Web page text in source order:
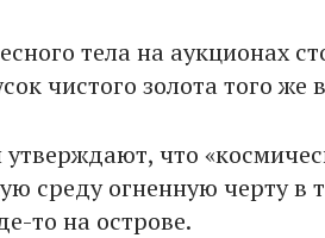
тела на аукционах
чистого золота того же
что
среду огненную черту в
то на острове.